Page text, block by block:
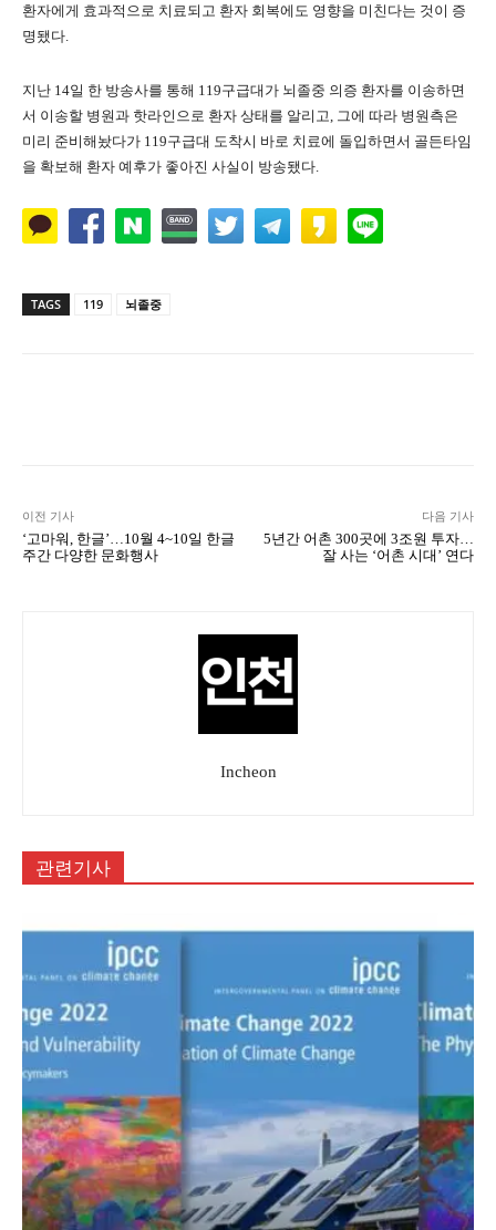
환자에게 효과적으로 치료되고 환자 회복에도 영향을 미친다는 것이 증
명됐다.
지난 14일 한 방송사를 통해 119구급대가 뇌졸중 의증 환자를 이송하면
서 이송할 병원과 핫라인으로 환자 상태를 알리고, 그에 따라 병원측은
미리 준비해놨다가 119구급대 도착시 바로 치료에 돌입하면서 골든타임
을 확보해 환자 예후가 좋아진 사실이 방송됐다.
TAGS 119 뇌졸중
이전 기사
‘고마워, 한글’…10월 4~10일 한글
주간 다양한 문화행사
다음 기사
5년간 어촌 300곳에 3조원 투자…
잘 사는 ‘어촌 시대’ 연다
Incheon
관련기사